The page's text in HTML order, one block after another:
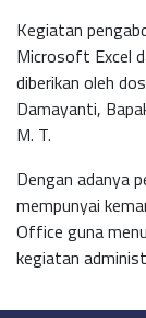
Kegiatan
Microsoft Excel
diberikan oleh
Damayanti,
M. T.
Dengan adanya
mempunyai
Office guna
kegiatan